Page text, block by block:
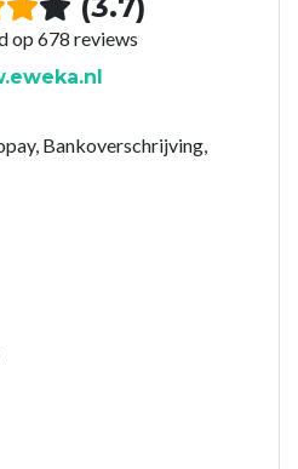
op 678 reviews
Bankoverschrijving,